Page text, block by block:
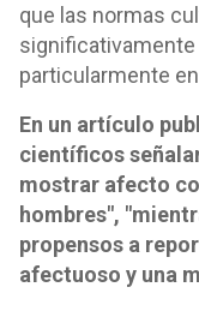
que las normas
particularmente
En un artículo
científicos
mostrar afecto
hombres",
propensos a
afectuoso y una